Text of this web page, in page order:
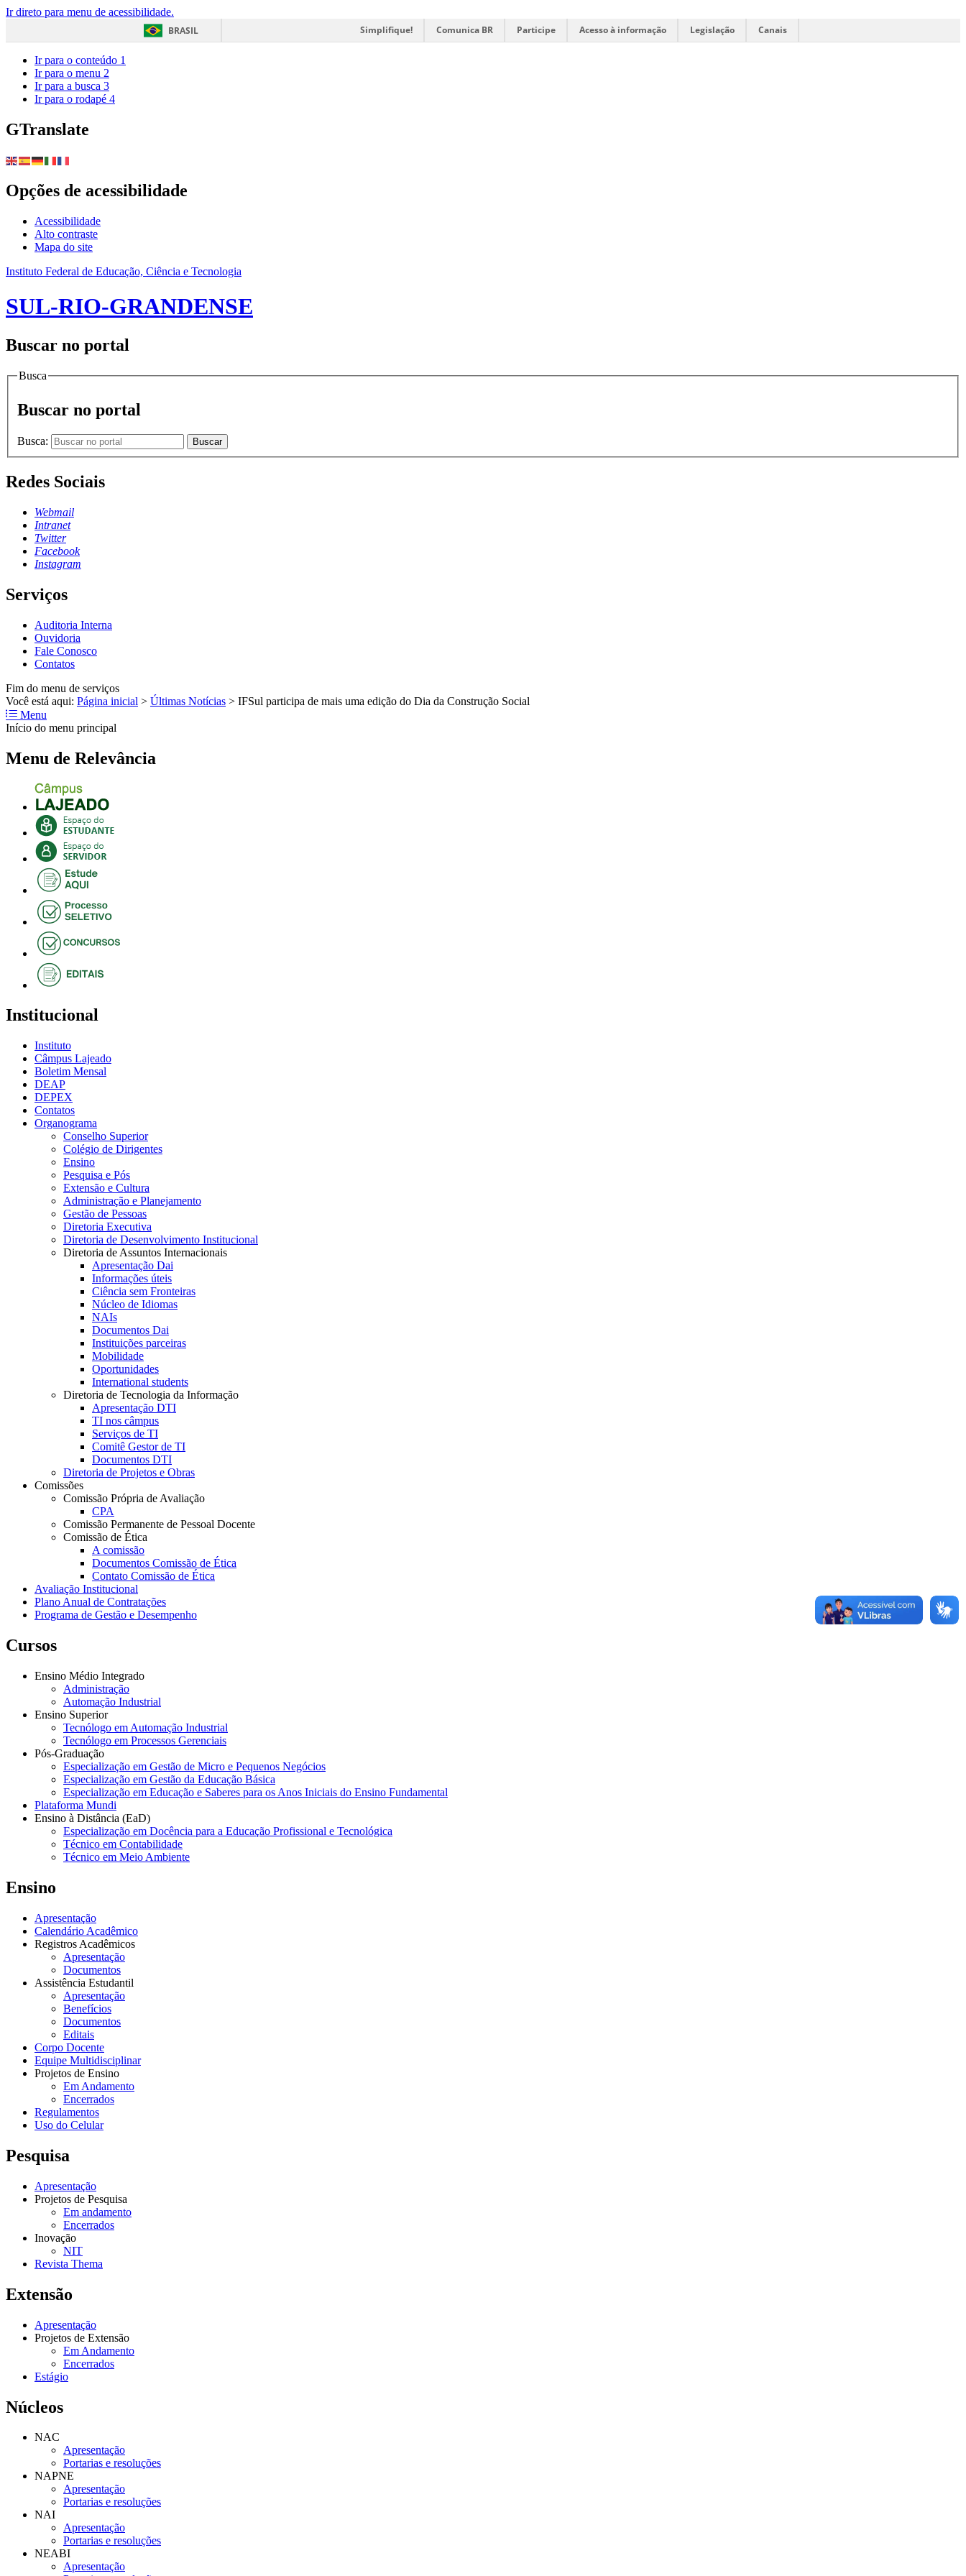
Ir direto para menu de acessibilidade.
BRASIL
Simplifique! Comunica BR Participe Acesso à informação Legislação Canais
Ir para o conteúdo 1
Ir para o menu 2
Ir para a busca 3
Ir para o rodapé 4
GTranslate
Opções de acessibilidade
Acessibilidade
Alto contraste
Mapa do site
Instituto Federal de Educação, Ciência e Tecnologia
SUL-RIO-GRANDENSE
Buscar no portal
Busca
Buscar no portal
Busca: Buscar
Redes Sociais
Webmail
Intranet
Twitter
Facebook
Instagram
Serviços
Auditoria Interna
Ouvidoria
Fale Conosco
Contatos
Fim do menu de serviços
Você está aqui: Página inicial > Últimas Notícias > IFSul participa de mais uma edição do Dia da Construção Social
Menu
Início do menu principal
Menu de Relevância
Institucional
Instituto
Câmpus Lajeado
Boletim Mensal
DEAP
DEPEX
Contatos
Organograma
Conselho Superior
Colégio de Dirigentes
Ensino
Pesquisa e Pós
Extensão e Cultura
Administração e Planejamento
Gestão de Pessoas
Diretoria Executiva
Diretoria de Desenvolvimento Institucional
Diretoria de Assuntos Internacionais
Apresentação Dai
Informações úteis
Ciência sem Fronteiras
Núcleo de Idiomas
NAIs
Documentos Dai
Instituições parceiras
Mobilidade
Oportunidades
International students
Diretoria de Tecnologia da Informação
Apresentação DTI
TI nos câmpus
Serviços de TI
Comitê Gestor de TI
Documentos DTI
Diretoria de Projetos e Obras
Comissões
Comissão Própria de Avaliação
CPA
Comissão Permanente de Pessoal Docente
Comissão de Ética
A comissão
Documentos Comissão de Ética
Contato Comissão de Ética
Avaliação Institucional
Plano Anual de Contratações
Programa de Gestão e Desempenho
Cursos
Ensino Médio Integrado
Administração
Automação Industrial
Ensino Superior
Tecnólogo em Automação Industrial
Tecnólogo em Processos Gerenciais
Pós-Graduação
Especialização em Gestão de Micro e Pequenos Negócios
Especialização em Gestão da Educação Básica
Especialização em Educação e Saberes para os Anos Iniciais do Ensino Fundamental
Plataforma Mundi
Ensino à Distância (EaD)
Especialização em Docência para a Educação Profissional e Tecnológica
Técnico em Contabilidade
Técnico em Meio Ambiente
Ensino
Apresentação
Calendário Acadêmico
Registros Acadêmicos
Apresentação
Documentos
Assistência Estudantil
Apresentação
Benefícios
Documentos
Editais
Corpo Docente
Equipe Multidisciplinar
Projetos de Ensino
Em Andamento
Encerrados
Regulamentos
Uso do Celular
Pesquisa
Apresentação
Projetos de Pesquisa
Em andamento
Encerrados
Inovação
NIT
Revista Thema
Extensão
Apresentação
Projetos de Extensão
Em Andamento
Encerrados
Estágio
Núcleos
NAC
Apresentação
Portarias e resoluções
NAPNE
Apresentação
Portarias e resoluções
NAI
Apresentação
Portarias e resoluções
NEABI
Apresentação